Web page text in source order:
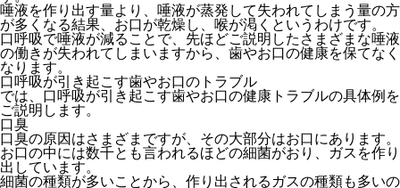
唾液を作り出す量より、唾液が蒸発して失われてしまう量の方
が多くなる結果、お口が乾燥し、喉が渇くというわけです。
口呼吸で唾液が減ることで、先ほどご説明したさまざまな唾液
の働きが失われてしまいますから、歯やお口の健康を保てなく
なります。
口呼吸が引き起こす歯やお口のトラブル
では、口呼吸が引き起こす歯やお口の健康トラブルの具体例を
ご説明します。
口臭
口臭の原因はさまざまですが、その大部分はお口にあります。
お口の中には数千とも言われるほどの細菌がおり、ガスを作り
出しています。
細菌の種類が多いことから、作り出されるガスの種類も多いの